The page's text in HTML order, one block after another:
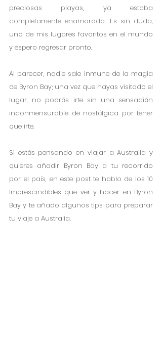
preciosas playas, ya estaba
completamente enamorada. Es sin duda,
uno de mis lugares favoritos en el mundo
y espero regresar pronto.
Al parecer, nadie sale inmune de la magia
de Byron Bay; una vez que hayas visitado el
lugar, no podrás irte sin una sensación
inconmensurable de nostálgica por tener
que irte.
Si estás pensando en viajar a Australia y
quieres añadir Byron Bay a tu recorrido
por el país, en este post te hablo de los 10
Imprescindibles que ver y hacer en Byron
Bay y te añado algunos tips para preparar
tu viaje a Australia.